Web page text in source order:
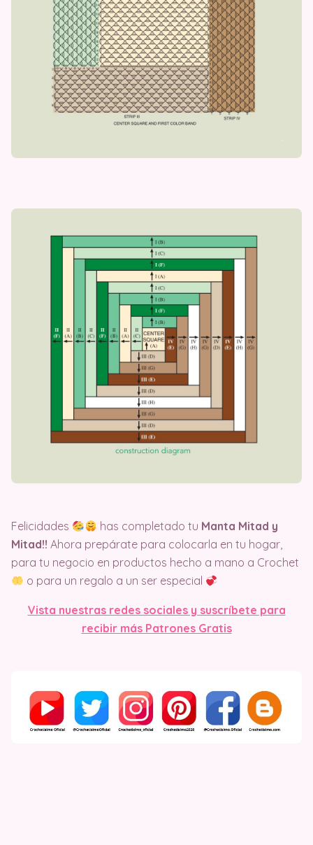
Felicidades has completado tu Manta Mitad y
Mitad!! Ahora prepárate para colocarla en tu hogar,
para tu negocio en productos hecho a mano a Crochet
o para un regalo a un ser especial
Vista nuestras redes sociales y suscríbete para
recibir más Patrones Gratis